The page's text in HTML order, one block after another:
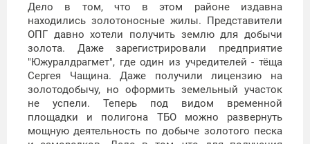
Дело в том, что в этом районе издавна
находились золотоносные жилы. Представители
ОПГ давно хотели получить землю для добычи
золота. Даже зарегистрировали предприятие
"Южуралдрагмет", где один из учредителей - тёща
Сергея Чащина. Даже получили лицензию на
золотодобычу, но оформить земельный участок
не успели. Теперь под видом временной
площадки и полигона ТБО можно развернуть
мощную деятельность по добыче золотого песка